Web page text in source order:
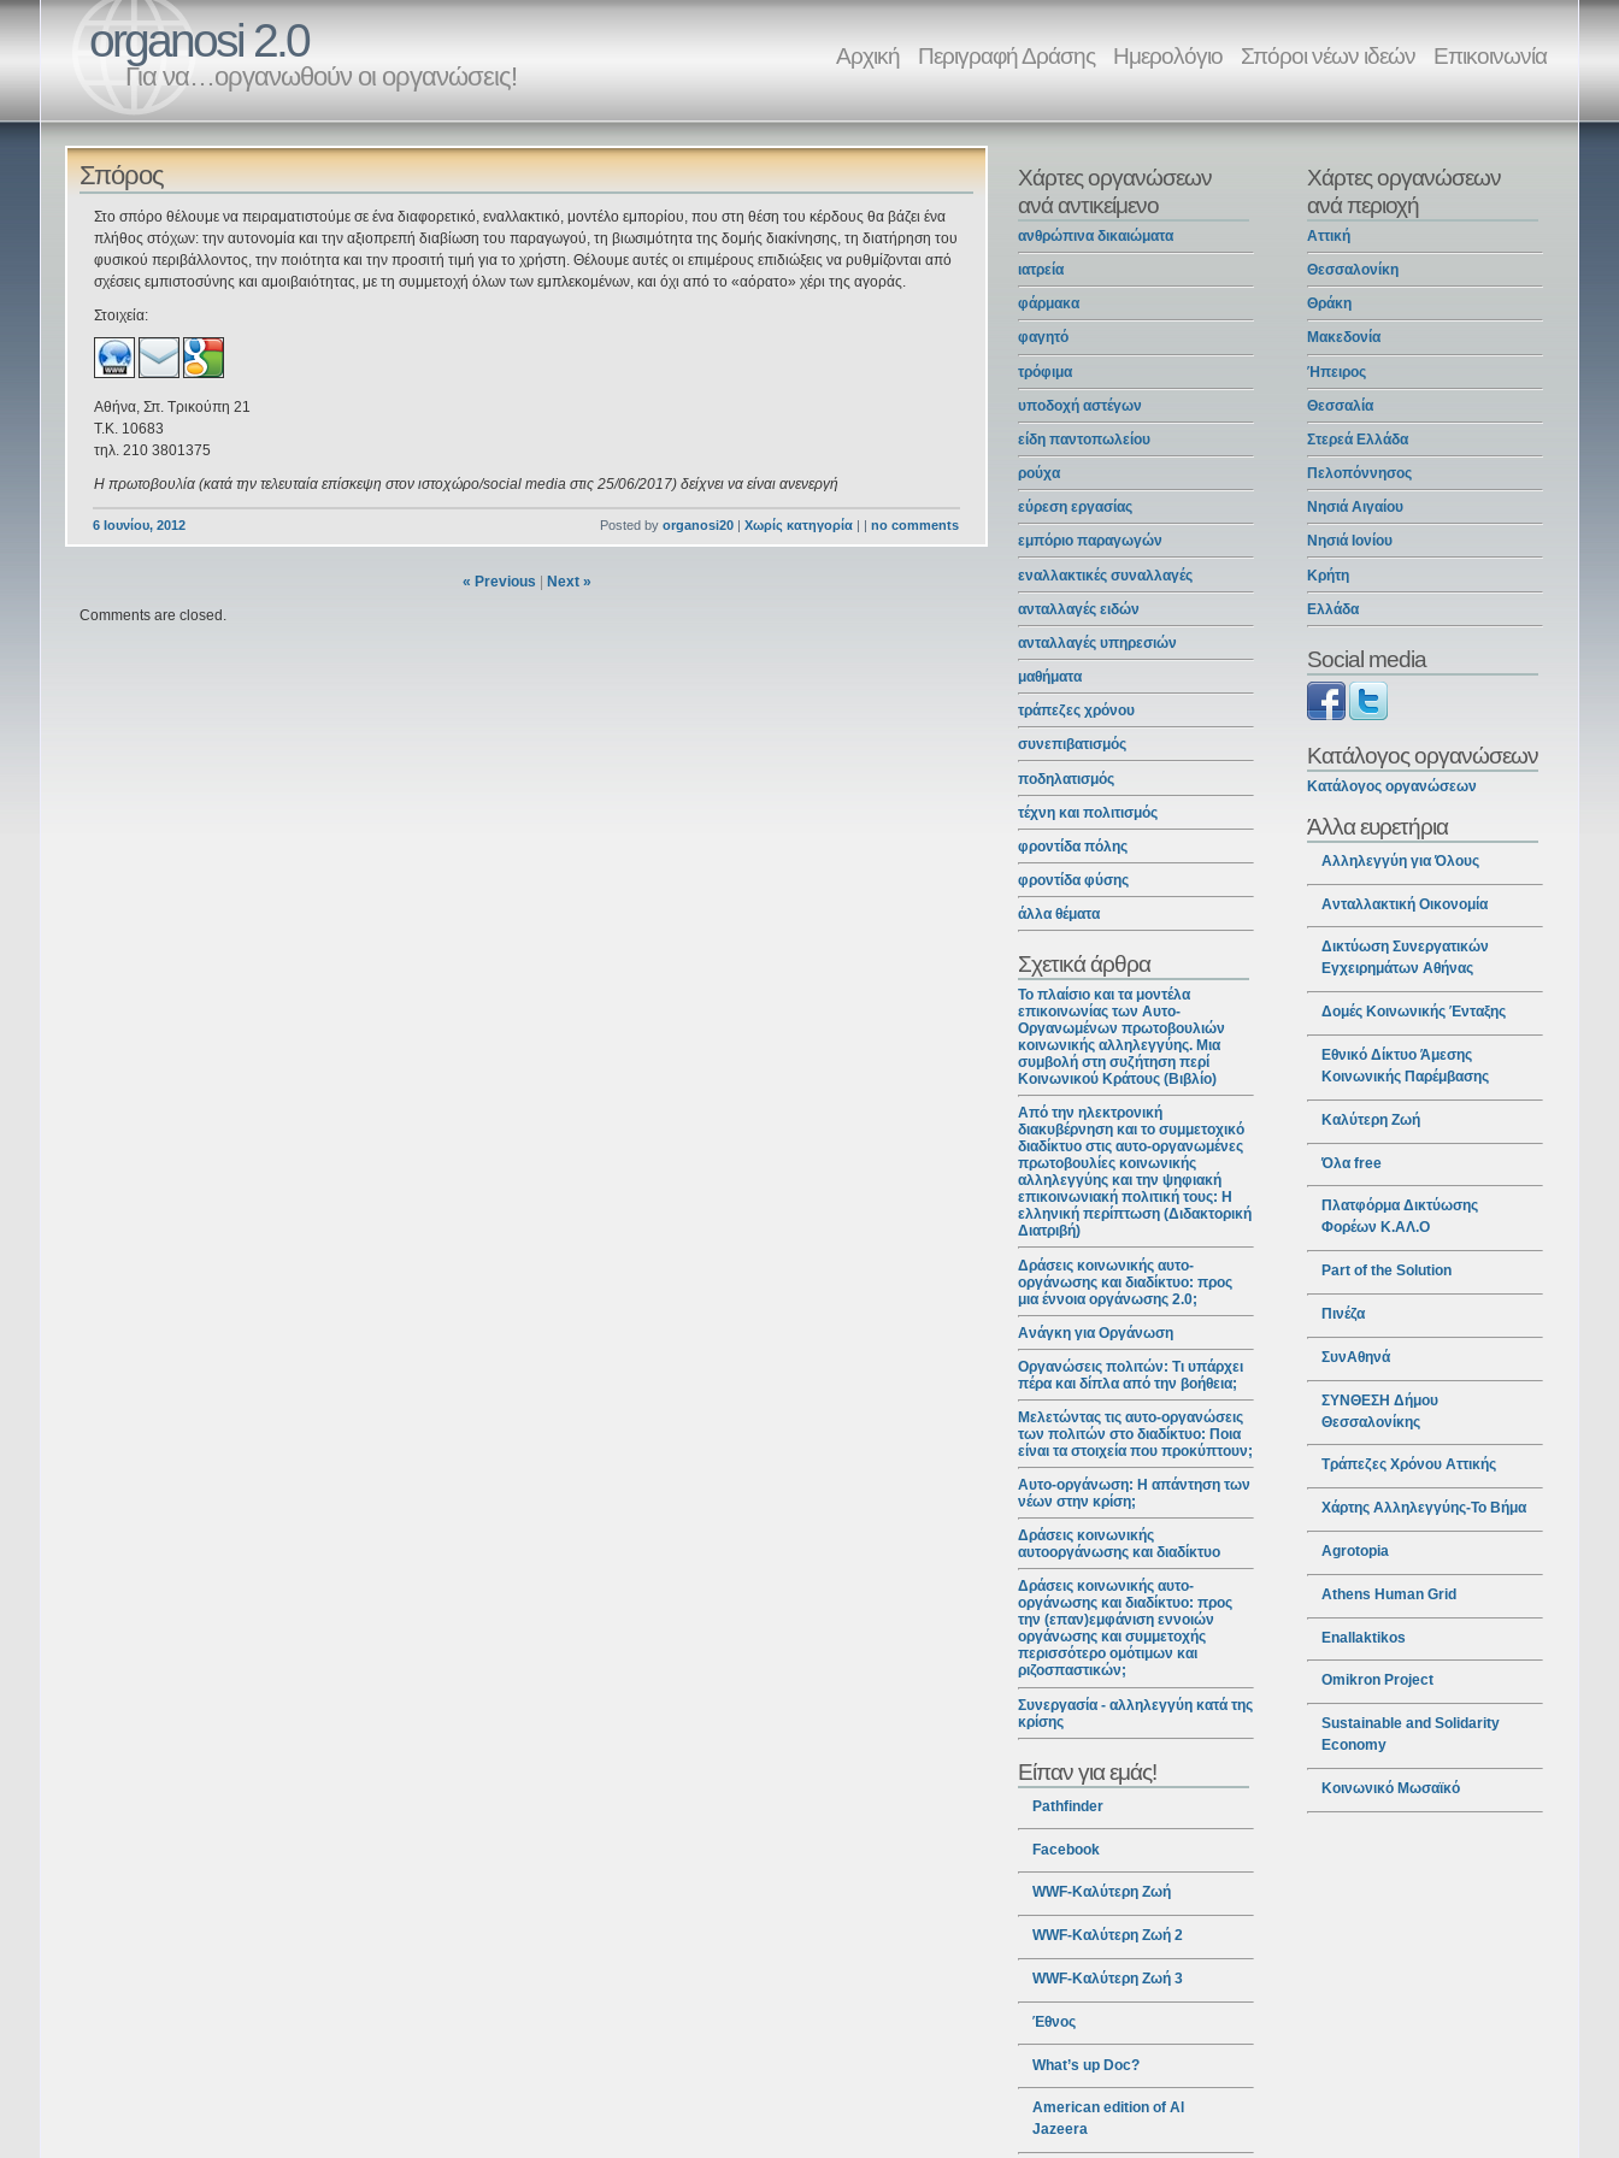
organosi 2.0
Για να…οργανωθούν οι οργανώσεις!
Αρχική Περιγραφή Δράσης Ημερολόγιο Σπόροι νέων ιδεών Επικοινωνία
Σπόρος
Στο σπόρο θέλουμε να πειραματιστούμε σε ένα διαφορετικό, εναλλακτικό, μοντέλο εμπορίου, που στη θέση του κέρδους θα βάζει ένα
πλήθος στόχων: την αυτονομία και την αξιοπρεπή διαβίωση του παραγωγού, τη βιωσιμότητα της δομής διακίνησης, τη διατήρηση του
φυσικού περιβάλλοντος, την ποιότητα και την προσιτή τιμή για το χρήστη. Θέλουμε αυτές οι επιμέρους επιδιώξεις να ρυθμίζονται από
σχέσεις εμπιστοσύνης και αμοιβαιότητας, με τη συμμετοχή όλων των εμπλεκομένων, και όχι από το «αόρατο» χέρι της αγοράς.
Στοιχεία:
Αθήνα, Σπ. Τρικούπη 21
T.K. 10683
τηλ. 210 3801375
Η πρωτοβουλία (κατά την τελευταία επίσκεψη στον ιστοχώρο/social media στις 25/06/2017) δείχνει να είναι ανενεργή
6 Ιουνίου, 2012 Posted byorganosi20 |Χωρίς κατηγορία | |no comments
« Previous
Next »
Comments are closed.
Χάρτες οργανώσεων
ανά αντικείμενο
ανθρώπινα δικαιώματα
ιατρεία
φάρμακα
φαγητό
τρόφιμα
υποδοχή αστέγων
είδη παντοπωλείου
ρούχα
εύρεση εργασίας
εμπόριο παραγωγών
εναλλακτικές συναλλαγές
ανταλλαγές ειδών
ανταλλαγές υπηρεσιών
μαθήματα
τράπεζες χρόνου
συνεπιβατισμός
ποδηλατισμός
τέχνη και πολιτισμός
φροντίδα πόλης
φροντίδα φύσης
άλλα θέματα
Σχετικά άρθρα
Το πλαίσιο και τα μοντέλα
επικοινωνίας των Αυτο-
Οργανωμένων πρωτοβουλιών
κοινωνικής αλληλεγγύης. Μια
συμβολή στη συζήτηση περί
Κοινωνικού Κράτους (Βιβλίο)
Από την ηλεκτρονική
διακυβέρνηση και το συμμετοχικό
διαδίκτυο στις αυτο-οργανωμένες
πρωτοβουλίες κοινωνικής
αλληλεγγύης και την ψηφιακή
επικοινωνιακή πολιτική τους: Η
ελληνική περίπτωση (Διδακτορική
Διατριβή)
Δράσεις κοινωνικής αυτο-
οργάνωσης και διαδίκτυο: προς
μια έννοια οργάνωσης 2.0;
Ανάγκη για Οργάνωση
Οργανώσεις πολιτών: Τι υπάρχει
πέρα και δίπλα από την βοήθεια;
Μελετώντας τις αυτο-οργανώσεις
των πολιτών στο διαδίκτυο: Ποια
είναι τα στοιχεία που προκύπτουν;
Αυτο-οργάνωση: Η απάντηση των
νέων στην κρίση;
Δράσεις κοινωνικής
αυτοοργάνωσης και διαδίκτυο
Δράσεις κοινωνικής αυτο-
οργάνωσης και διαδίκτυο: προς
την (επαν)εμφάνιση εννοιών
οργάνωσης και συμμετοχής
περισσότερο ομότιμων και
ριζοσπαστικών;
Συνεργασία - αλληλεγγύη κατά της
κρίσης
Είπαν για εμάς!
Pathfinder
Facebook
WWF-Καλύτερη Ζωή
WWF-Καλύτερη Ζωή 2
WWF-Καλύτερη Ζωή 3
Έθνος
What’s up Doc?
American edition of Al
Jazeera
Χάρτες οργανώσεων
ανά περιοχή
Αττική
Θεσσαλονίκη
Θράκη
Μακεδονία
Ήπειρος
Θεσσαλία
Στερεά Ελλάδα
Πελοπόννησος
Νησιά Αιγαίου
Νησιά Ιονίου
Κρήτη
Ελλάδα
Social media
Κατάλογος οργανώσεων
Κατάλογος οργανώσεων
Άλλα ευρετήρια
Αλληλεγγύη για Όλους
Ανταλλακτική Οικονομία
Δικτύωση Συνεργατικών
Εγχειρημάτων Αθήνας
Δομές Κοινωνικής Ένταξης
Εθνικό Δίκτυο Άμεσης
Κοινωνικής Παρέμβασης
Καλύτερη Ζωή
Όλα free
Πλατφόρμα Δικτύωσης
Φορέων Κ.ΑΛ.Ο
Part of the Solution
Πινέζα
ΣυνΑθηνά
ΣΥΝΘΕΣΗ Δήμου
Θεσσαλονίκης
Τράπεζες Χρόνου Αττικής
Χάρτης Αλληλεγγύης-Το Βήμα
Agrotopia
Athens Human Grid
Enallaktikos
Omikron Project
Sustainable and Solidarity
Economy
Κοινωνικό Μωσαϊκό